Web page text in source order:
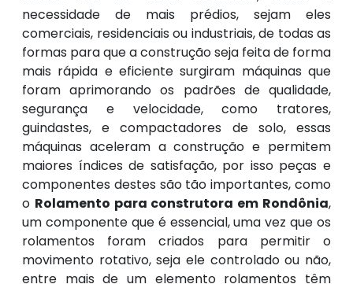
necessidade de mais prédios, sejam eles
comerciais, residenciais ou industriais, de todas as
formas para que a construção seja feita de forma
mais rápida e eficiente surgiram máquinas que
foram aprimorando os padrões de qualidade,
segurança e velocidade, como tratores,
guindastes, e compactadores de solo, essas
máquinas aceleram a construção e permitem
maiores índices de satisfação, por isso peças e
componentes destes são tão importantes, como
o Rolamento para construtora em Rondônia,
um componente que é essencial, uma vez que os
rolamentos foram criados para permitir o
movimento rotativo, seja ele controlado ou não,
entre mais de um elemento rolamentos têm